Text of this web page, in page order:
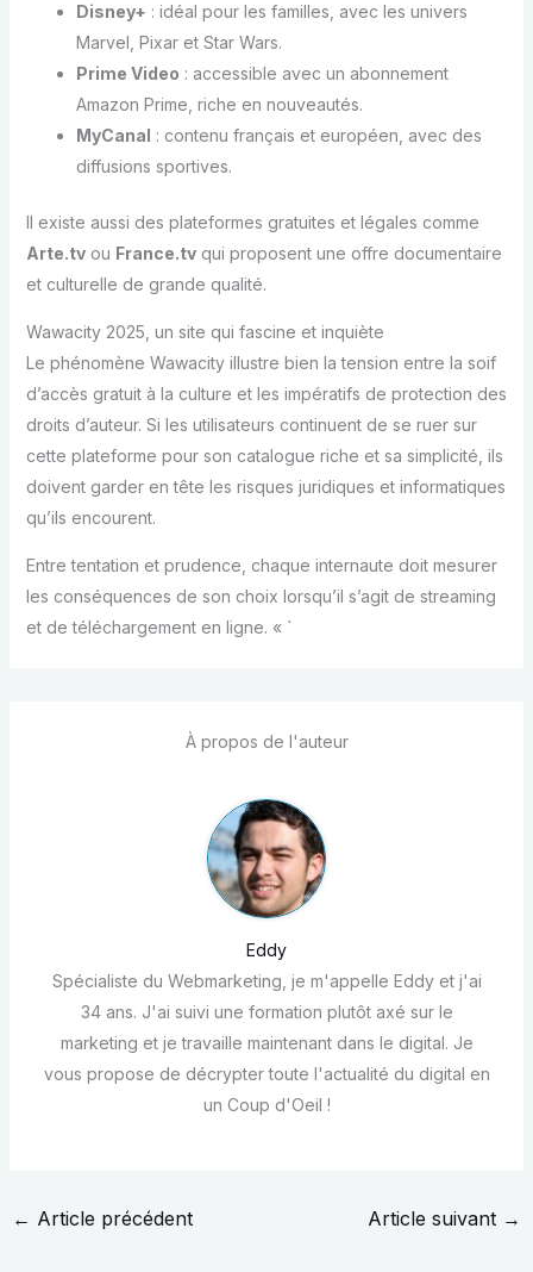
Disney+ : idéal pour les familles, avec les univers
Marvel, Pixar et Star Wars.
Prime Video : accessible avec un abonnement
Amazon Prime, riche en nouveautés.
MyCanal : contenu français et européen, avec des
diffusions sportives.
Il existe aussi des plateformes gratuites et légales comme
Arte.tvou France.tvqui proposent une offre documentaire
et culturelle de grande qualité.
Wawacity 2025, un site qui fascine et inquiète
Le phénomène Wawacity illustre bien la tension entre la soif
d’accès gratuit à la culture et les impératifs de protection des
droits d’auteur. Si les utilisateurs continuent de se ruer sur
cette plateforme pour son catalogue riche et sa simplicité, ils
doivent garder en tête les risques juridiques et informatiques
qu’ils encourent.
Entre tentation et prudence, chaque internaute doit mesurer
les conséquences de son choix lorsqu’il s’agit de streaming
et de téléchargement en ligne. « `
À propos de l'auteur
Eddy
Spécialiste du Webmarketing, je m'appelle Eddy et j'ai
34 ans. J'ai suivi une formation plutôt axé sur le
marketing et je travaille maintenant dans le digital. Je
vous propose de décrypter toute l'actualité du digital en
un Coup d'Oeil !
← Article précédent Article suivant →